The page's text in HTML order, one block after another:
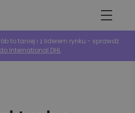
to taniej i z liderem rynku - sprawdź
International DHL